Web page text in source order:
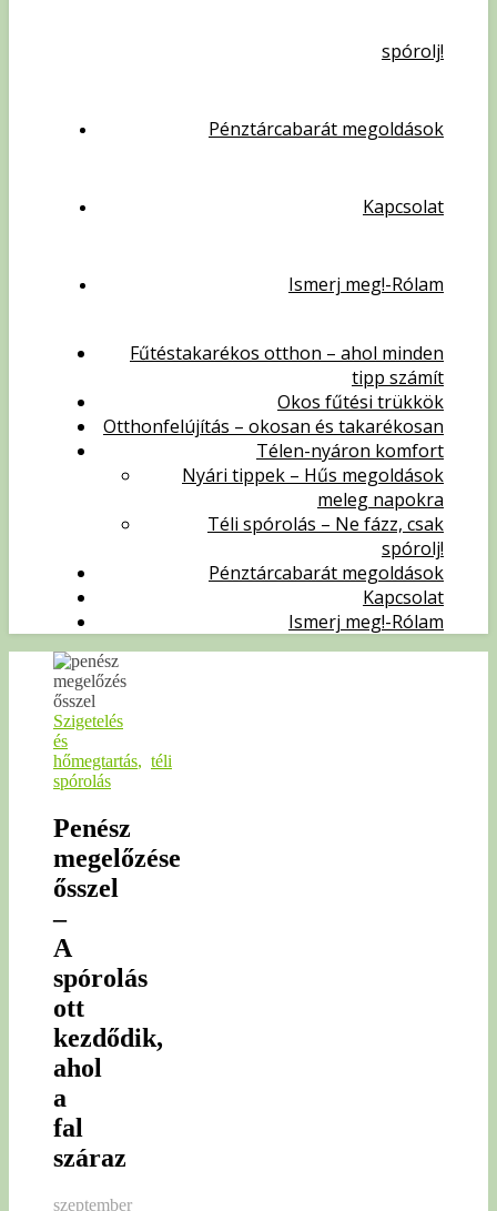
spórolj!
Pénztárcabarát megoldások
Kapcsolat
Ismerj meg!-Rólam
Fűtéstakarékos otthon – ahol minden
tipp számít
Okos fűtési trükkök
Otthonfelújítás – okosan és takarékosan
Télen-nyáron komfort
Nyári tippek – Hűs megoldások
meleg napokra
Téli spórolás – Ne fázz, csak
spórolj!
Pénztárcabarát megoldások
Kapcsolat
Ismerj meg!-Rólam
Szigetelés
és
hőmegtartás, téli
spórolás
Penész
megelőzése
ősszel
–
A
spórolás
ott
kezdődik,
ahol
a
fal
száraz
szeptember